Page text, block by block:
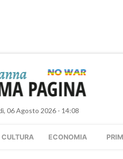
06 Agosto 2026 - 14:08
CULTURA ECONOMIA